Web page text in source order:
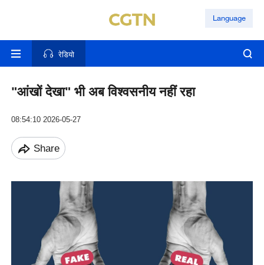
Language
रेडियो
"आंखों देखा" भी अब विश्वसनीय नहीं रहा
08:54:10 2026-05-27
Share